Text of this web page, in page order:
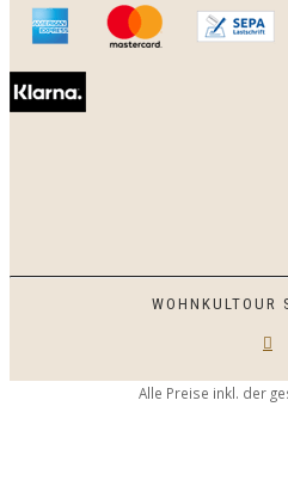
WOHNKULTOUR
Alle Preise inkl. der